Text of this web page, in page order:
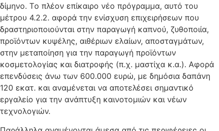
δίμηνο. Tο πλέον επίκαιρο νέο πρόγραμμα, αυτό του
μέτρου 4.2.2. αφορά την ενίσχυση επιχειρήσεων που
δραστηριοποιούνται στην παραγωγή καπνού, ζυθοποιία,
προϊόντων κυψέλης, αιθέριων ελαίων, αποσταγμάτων,
στην μεταποίηση για την παραγωγή προϊόντων
κοσμετολογίας και διατροφής (π.χ. μαστίχα κ.α.). Aφορά
επενδύσεις άνω των 600.000 ευρώ, με δημόσια δαπάνη
120 εκατ. και αναμένεται να αποτελέσει σημαντικό
εργαλείο για την ανάπτυξη καινοτομιών και νέων
τεχνολογιών.